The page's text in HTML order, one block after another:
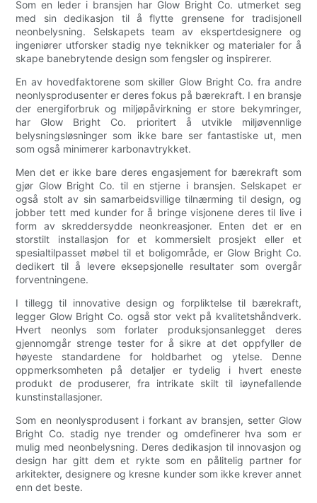
Som en leder i bransjen har Glow Bright Co. utmerket seg
med sin dedikasjon til å flytte grensene for tradisjonell
neonbelysning. Selskapets team av ekspertdesignere og
ingeniører utforsker stadig nye teknikker og materialer for å
skape banebrytende design som fengsler og inspirerer.
En av hovedfaktorene som skiller Glow Bright Co. fra andre
neonlysprodusenter er deres fokus på bærekraft. I en bransje
der energiforbruk og miljøpåvirkning er store bekymringer,
har Glow Bright Co. prioritert å utvikle miljøvennlige
belysningsløsninger som ikke bare ser fantastiske ut, men
som også minimerer karbonavtrykket.
Men det er ikke bare deres engasjement for bærekraft som
gjør Glow Bright Co. til en stjerne i bransjen. Selskapet er
også stolt av sin samarbeidsvillige tilnærming til design, og
jobber tett med kunder for å bringe visjonene deres til live i
form av skreddersydde neonkreasjoner. Enten det er en
storstilt installasjon for et kommersielt prosjekt eller et
spesialtilpasset møbel til et boligområde, er Glow Bright Co.
dedikert til å levere eksepsjonelle resultater som overgår
forventningene.
I tillegg til innovative design og forpliktelse til bærekraft,
legger Glow Bright Co. også stor vekt på kvalitetshåndverk.
Hvert neonlys som forlater produksjonsanlegget deres
gjennomgår strenge tester for å sikre at det oppfyller de
høyeste standardene for holdbarhet og ytelse. Denne
oppmerksomheten på detaljer er tydelig i hvert eneste
produkt de produserer, fra intrikate skilt til iøynefallende
kunstinstallasjoner.
Som en neonlysprodusent i forkant av bransjen, setter Glow
Bright Co. stadig nye trender og omdefinerer hva som er
mulig med neonbelysning. Deres dedikasjon til innovasjon og
design har gitt dem et rykte som en pålitelig partner for
arkitekter, designere og kresne kunder som ikke krever annet
enn det beste.